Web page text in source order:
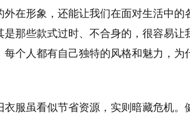
外在形象，还能让我们在面对生活中
是那些款式过时、不合身的，很容易
每个人都有自己独特的风格和魅力，
衣服虽看似节省资源，实则暗藏危机